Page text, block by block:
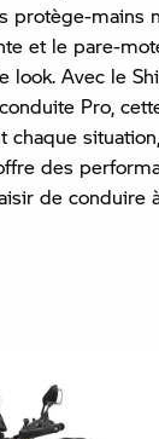
protège-mains
et le pare-
look. Avec le
Pro,
chaque
des
de conduire